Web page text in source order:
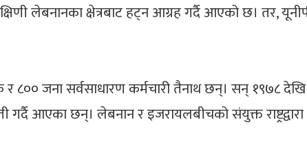
लेबनानका क्षेत्रबाट हट्न आग्रह गर्दै आएको छ। तर,
जना सर्वसाधारण कर्मचारी तैनाथ छन्। सन् १९७८
आएका छन्। लेबनान र इजरायलबीचको संयुक्त राष्ट्रद्वारा